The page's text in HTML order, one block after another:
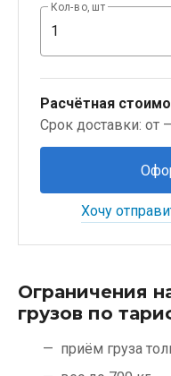
Кол-во, шт
Расчётная
Срок доставки: от –
Хочу
Ограничения
грузов по
приём груза